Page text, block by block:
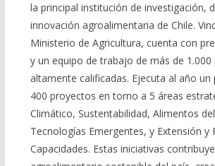
la principal institución de investigación,
innovación agroalimentaria de Chile.
Ministerio de Agricultura, cuenta con
y un equipo de trabajo de más de 1.000
altamente calificadas. Ejecuta al año un
400 proyectos en torno a 5 áreas
Climático, Sustentabilidad, Alimentos
Tecnologías Emergentes, y Extensión y
Capacidades. Estas iniciativas